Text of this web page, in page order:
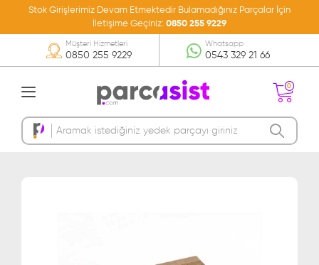
Stok Girişlerimiz Devam Etmektedir Bulamadığınız Parçalar İçin
İletişime Geçiniz: 0850 255 9229
0850 255 9229
Müşteri Hizmetleri
0543 329 21 66
Whatsapp
0
Sepetinizde Ürün